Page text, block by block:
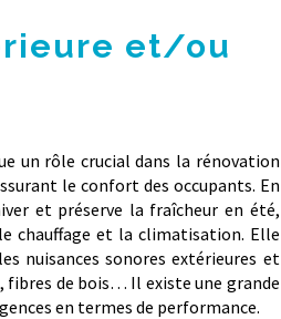
et/ou
un rôle crucial dans la rénovation
le confort des occupants. En
et préserve la fraîcheur en été,
chauffage et la climatisation. Elle
nuisances sonores extérieures et
fibres de bois… Il existe une grande
en termes de performance.